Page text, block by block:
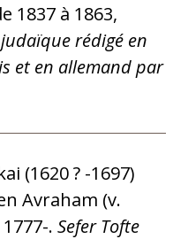
1837 à 1863,
rédigé en
et en allemand par
(1620 ? -1697)
Avraham (v.
. Sefer Tofte